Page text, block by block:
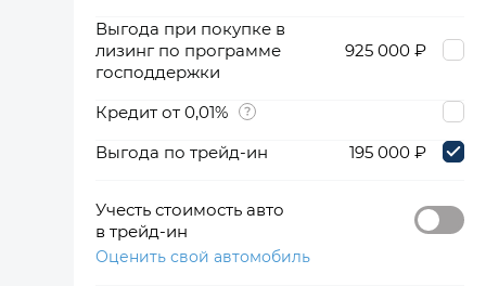
Выгода при покупке в
лизинг по программе
господдержки
925 000 ₽
Кредит от 0,01%
Выгода по трейд-ин
195 000 ₽
Учесть стоимость авто
в трейд-ин
Оценить свой автомобиль